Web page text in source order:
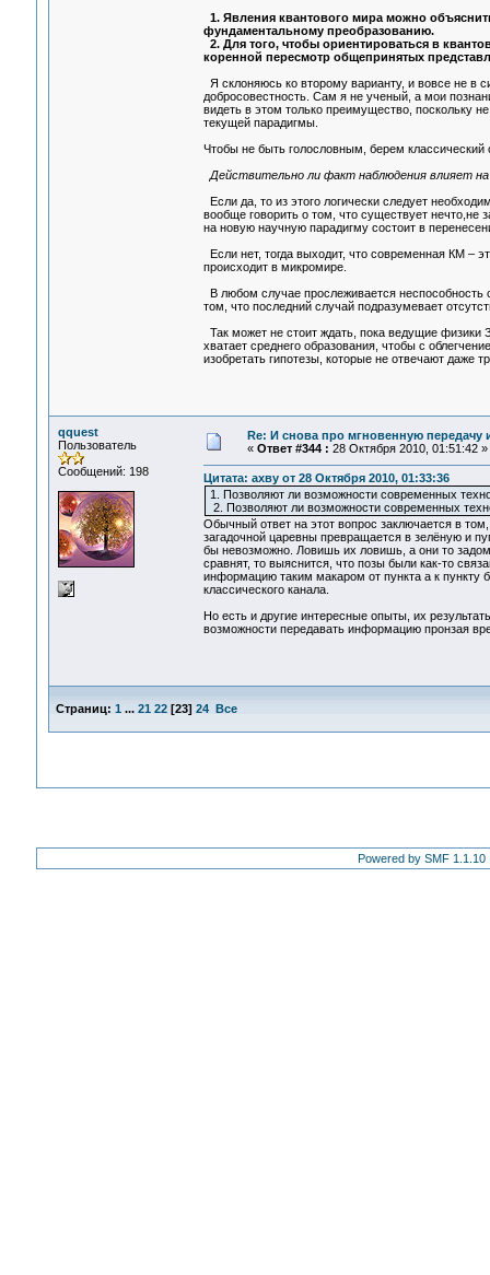
1. Явления квантового мира можно
фундаментальному преобразованию.
2. Для того, чтобы ориентироваться в
коренной пересмотр общепринятых
Я склоняюсь ко второму варианту, и вовсе не в
добросовестность. Сам я не ученый, а мои
видеть в этом только преимущество, поскольку
текущей парадигмы.
Чтобы не быть голословным, берем классический
Действительно ли факт наблюдения влияет
Если да, то из этого логически следует
вообще говорить о том, что существует нечто,не
на новую научную парадигму состоит в
Если нет, тогда выходит, что современная КМ –
происходит в микромире.
В любом случае прослеживается
том, что последний случай подразумевает
Так может не стоит ждать, пока ведущие
хватает среднего образования, чтобы с
изобретать гипотезы, которые не отвечают даже
qquest
Пользователь
Сообщений: 198
Re: И снова про мгновенную
« Ответ #344 : 28 Октября 2010, 01:51:42 »
Цитата: ахву от 28 Октября 2010, 01:33:36
1. Позволяют ли возможности современных
2. Позволяют ли возможности современных
Обычный ответ на этот вопрос заключается в
загадочной царевны превращается в зелёную и
бы невозможно. Ловишь их ловишь, а они то
сравнят, то выяснится, что позы были как-то
информацию таким макаром от пункта а к пункту
классического канала.
Но есть и другие интересные опыты, их
возможности передавать информацию пронзая
Страниц: 1 ... 21 22[23] 24 Все
Powered by SMF 1.1.10